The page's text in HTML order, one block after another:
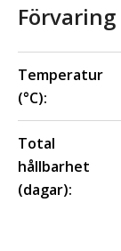
Förvaring
Temperatur
(°C):
Total
hållbarhet
(dagar):